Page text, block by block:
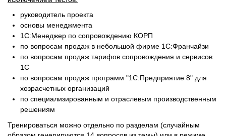
руководитель проекта
основы менеджмента
1С:Менеджер по сопровождению КОРП
по вопросам продаж в небольшой фирме 1С:Франчайзи
по вопросам продаж тарифов сопровождения и сервисов
1С
по вопросам продаж программ "1С:Предприятие 8" для
хозрасчетных организаций
по специализированным и отраслевым производственным
решениям
Тренироваться можно отдельно по разделам (случайным